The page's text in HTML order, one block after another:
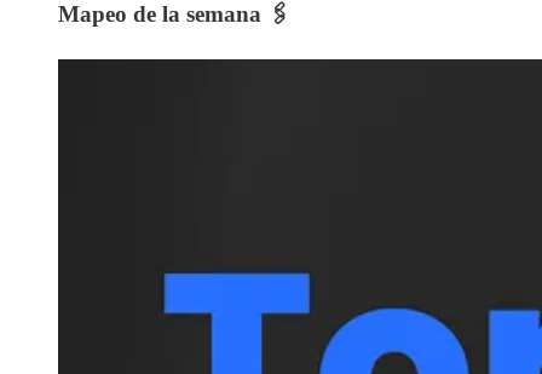
Mapeo de la semana 🖇️